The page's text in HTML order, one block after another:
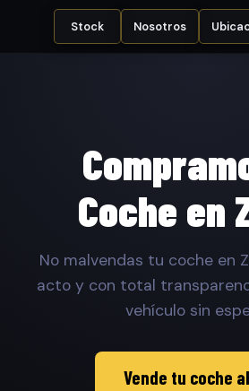
Stock Nosotros
Coche en
No malvendas tu coche en
acto y con total
vehículo sin
Vende tu coche